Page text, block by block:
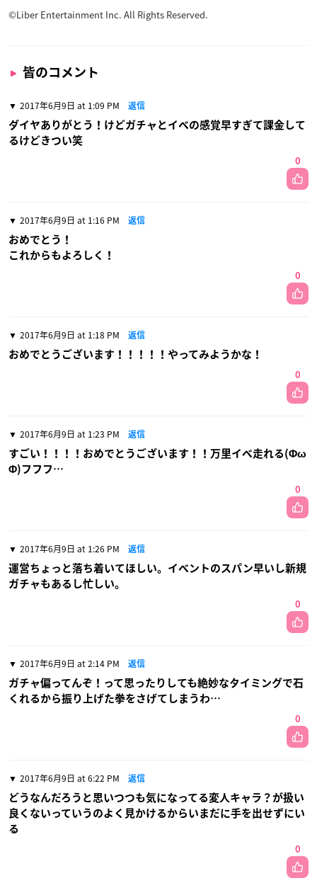
©Liber Entertainment Inc. All Rights Reserved.
皆のコメント
2017年6月9日 at 1:09 PM 返信
ダイヤありがとう！けどガチャとイベの感覚早すぎて課金して
るけどきつい笑
0
2017年6月9日 at 1:16 PM 返信
おめでとう！
これからもよろしく！
0
2017年6月9日 at 1:18 PM 返信
おめでとうございます！！！！！やってみようかな！
0
2017年6月9日 at 1:23 PM 返信
すごい！！！！おめでとうございます！！万里イベ走れる(Φω
Φ)フフフ…
0
2017年6月9日 at 1:26 PM 返信
運営ちょっと落ち着いてほしい。イベントのスパン早いし新規
ガチャもあるし忙しい。
0
2017年6月9日 at 2:14 PM 返信
ガチャ偏ってんぞ！って思ったりしても絶妙なタイミングで石
くれるから振り上げた拳をさげてしまうわ…
0
2017年6月9日 at 6:22 PM 返信
どうなんだろうと思いつつも気になってる変人キャラ？が扱い
良くないっていうのよく見かけるからいまだに手を出せずにい
る
0